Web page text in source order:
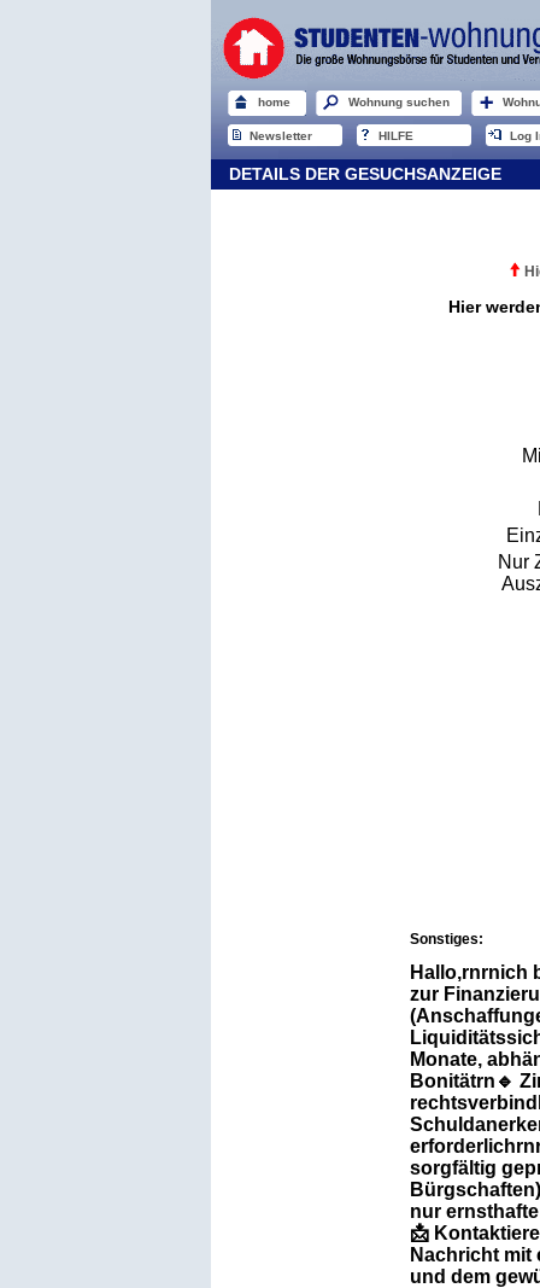
home Wohnung suchen
Newsletter HILFE Log
DETAILS DER GESUCHSANZEIGE
Hier
Nur
Sonstiges:
Hallo,rnrnich
zur
Monate,
Bonitätrn🔹
sorgfältig
nur
📩
Nachricht mit
und dem